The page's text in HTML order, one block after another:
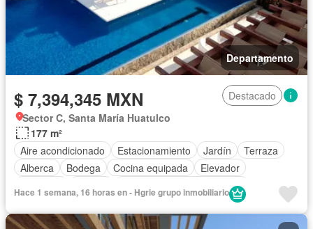
Departamento
$ 7,394,345 MXN
Destacado
Sector C, Santa María Huatulco
177 m²
Aire acondicionado
Estacionamiento Jardín
Terraza
Alberca
Bodega Cocina equipada
Elevador
Completamente amueblado
Hace 1 semana, 16 horas en - Hgrie grupo inmobiliario